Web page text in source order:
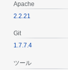
Apache
2.2.21
Git
1.7.7.4
ツール